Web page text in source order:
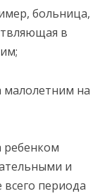
больница,
в
малолетним на
ребенком
и
периода